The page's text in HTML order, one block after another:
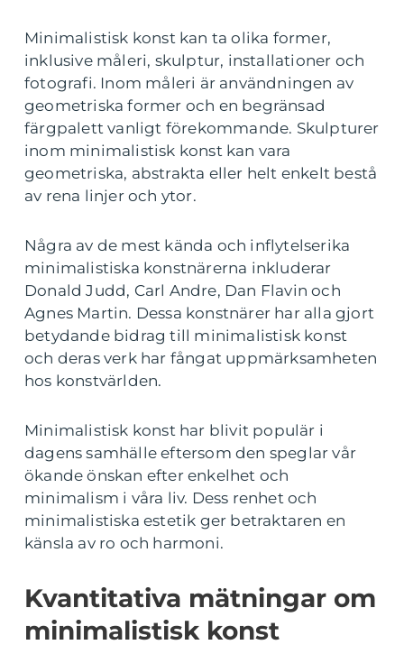
Minimalistisk konst kan ta olika former,
inklusive måleri, skulptur, installationer och
fotografi. Inom måleri är användningen av
geometriska former och en begränsad
färgpalett vanligt förekommande. Skulpturer
inom minimalistisk konst kan vara
geometriska, abstrakta eller helt enkelt bestå
av rena linjer och ytor.
Några av de mest kända och inflytelserika
minimalistiska konstnärerna inkluderar
Donald Judd, Carl Andre, Dan Flavin och
Agnes Martin. Dessa konstnärer har alla gjort
betydande bidrag till minimalistisk konst
och deras verk har fångat uppmärksamheten
hos konstvärlden.
Minimalistisk konst har blivit populär i
dagens samhälle eftersom den speglar vår
ökande önskan efter enkelhet och
minimalism i våra liv. Dess renhet och
minimalistiska estetik ger betraktaren en
känsla av ro och harmoni.
Kvantitativa mätningar om
minimalistisk konst